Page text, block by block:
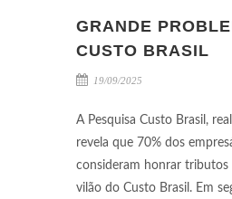
GRANDE
CUSTO BRASIL
19/09/2025
A Pesquisa Custo Brasil,
revela que 70% dos
consideram honrar tributos
vilão do Custo Brasil. Em